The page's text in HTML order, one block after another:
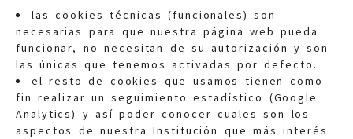
las cookies técnicas (funcionales) son
necesarias para que nuestra página web pueda
funcionar, no necesitan de su autorización y son
las únicas que tenemos activadas por defecto.
el resto de cookies que usamos tienen como
fin realizar un seguimiento estadístico (Google
Analytics) y así poder conocer cuales son los
aspectos de nuestra Institución que más interés
Quejas:quejas@eljusticiadearagon.es
Información general:
informacion@eljusticiadearagon.es